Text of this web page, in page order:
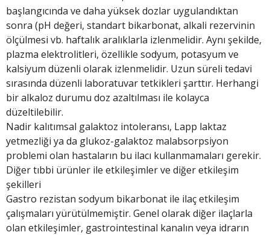
başlangıcında ve daha yüksek dozlar uygulandıktan
sonra (pH değeri, standart bikarbonat, alkali rezervinin
ölçülmesi vb. haftalık aralıklarla izlenmelidir. Aynı şekilde,
plazma elektrolitleri, özellikle sodyum, potasyum ve
kalsiyum düzenli olarak izlenmelidir. Uzun süreli tedavi
sırasında düzenli laboratuvar tetkikleri şarttır. Herhangi
bir alkaloz durumu doz azaltılması ile kolayca
düzeltilebilir.
Nadir kalıtımsal galaktoz intoleransı, Lapp laktaz
yetmezliği ya da glukoz-galaktoz malabsorpsiyon
problemi olan hastaların bu ilacı kullanmamaları gerekir.
Diğer tıbbi ürünler ile etkileşimler ve diğer etkileşim
şekilleri
Gastro rezistan sodyum bikarbonat ile ilaç etkileşim
çalışmaları yürütülmemiştir. Genel olarak diğer ilaçlarla
olan etkileşimler, gastrointestinal kanalın veya idrarın